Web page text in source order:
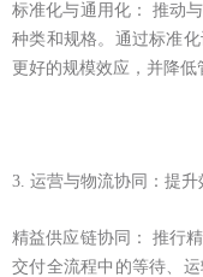
标准化与通用化： 推动
种类和规格。通过标准
更好的规模效应，并降低
3. 运营与物流协同：提
精益供应链协同： 推行
交付全流程中的等待、